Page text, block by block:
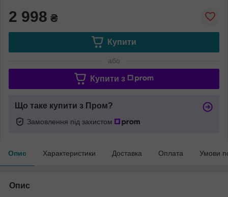
2 998 ₴
Купити
або
Купити з
Що таке купити з Пром?
Замовлення під захистом
Опис Характеристики Доставка Оплата Умови
Опис